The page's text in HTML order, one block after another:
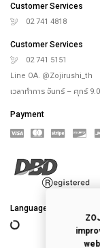
Customer Services
02 741 4818
Customer Services
02 741 5151
Line OA. @Zojirushi_th
เวลาทำการ จันทร์ – ศุกร์
Payment
Language